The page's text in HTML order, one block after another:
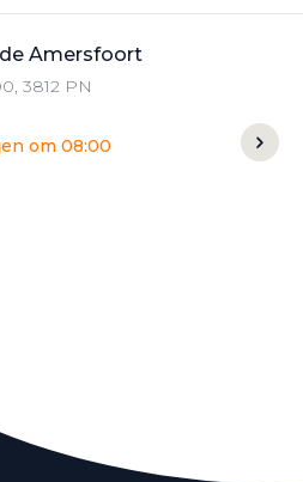
Amersfoort
, 3812 PN
om 08:00